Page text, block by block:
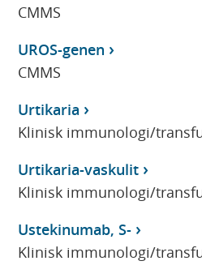
CMMS
UROS-genen
CMMS
Urtikaria
Klinisk immunologi/
Urtikaria-vaskulit
Klinisk immunologi/
Ustekinumab, S-
Klinisk immunologi/